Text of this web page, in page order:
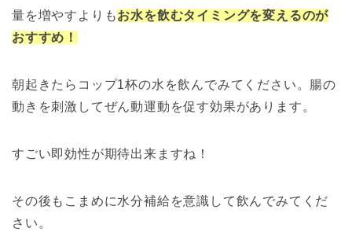
量を増やすよりもお水を飲むタイミングを変えるのが
おすすめ！
朝起きたらコップ1杯の水を飲んでみてください。腸の
動きを刺激してぜん動運動を促す効果があります。
すごい即効性が期待出来ますね！
その後もこまめに水分補給を意識して飲んでみてくだ
さい。